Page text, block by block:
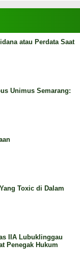
atau Perdata Saat
Unimus Semarang:
Toxic di Dalam
IIA Lubuklinggau
Penegak Hukum